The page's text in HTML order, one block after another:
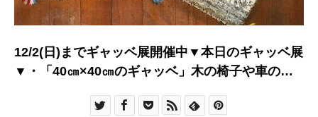
12/2(日)までギャッベ展開催中▼本日のギャッベ展
▼・「40㎝×40㎝のギャッベ」木の椅子や車の座
よ♪♪・また 何年も使い込むことで表情豊かに変化